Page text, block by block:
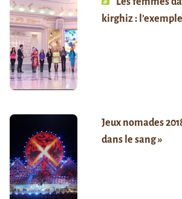
kirghiz :
Jeux nomades
dans le sang »